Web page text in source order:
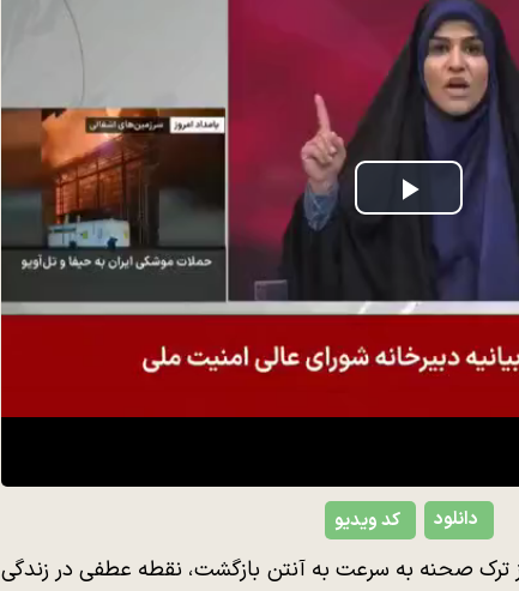
Play
Video
کد ویدیو دانلود
صحنه به سرعت به آنتن بازگشت، نقطه عطفی در زندگی